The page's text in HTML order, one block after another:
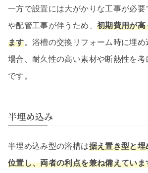
一方で設置には大がかりな工事が必
や配管工事が伴うため、 初期費用が
ます。浴槽の交換リフォーム時に埋め
場合、耐久性の高い素材や断熱性を
です。
半埋め込み
半埋め込み型の浴槽は据え置き型と
位置し、両者の利点を兼ね備えていま